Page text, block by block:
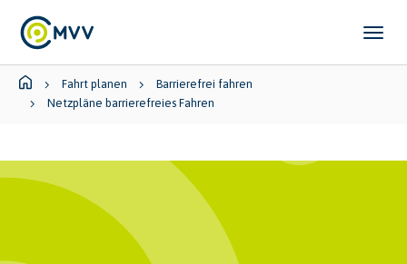
Skip to main content
Skip to page footer
You are here:
Fahrt planen
Barrierefrei fahren
Netzpläne barrierefreies Fahren